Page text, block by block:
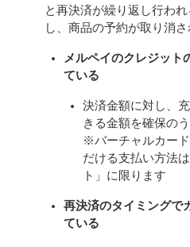
と再決済が繰り返し行わ
し、商品の予約が取り消
メルペイのクレジット
ている
決済金額に対し、
きる金額を確保の
※バーチャルカー
だける支払い方法
ト」に限ります
再決済のタイミングで
ている